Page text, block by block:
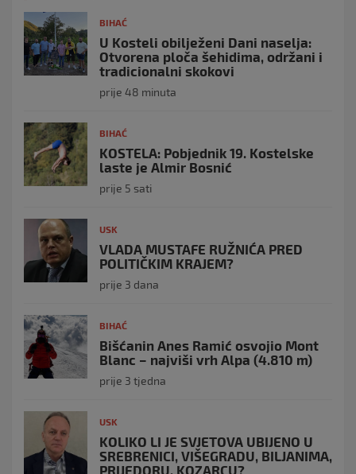
BIHAĆ
U Kosteli obilježeni Dani naselja:
Otvorena ploča šehidima, održani i
tradicionalni skokovi
prije 48 minuta
BIHAĆ
KOSTELA: Pobjednik 19. Kostelske
laste je Almir Bosnić
prije 5 sati
USK
VLADA MUSTAFE RUŽNIĆA PRED
POLITIČKIM KRAJEM?
prije 3 dana
BIHAĆ
Bišćanin Anes Ramić osvojio Mont
Blanc – najviši vrh Alpa (4.810 m)
prije 3 tjedna
USK
KOLIKO LI JE SVJETOVA UBIJENO U
SREBRENICI, VIŠEGRADU, BILJANIMA,
PRIJEDORU, KOZARCU?